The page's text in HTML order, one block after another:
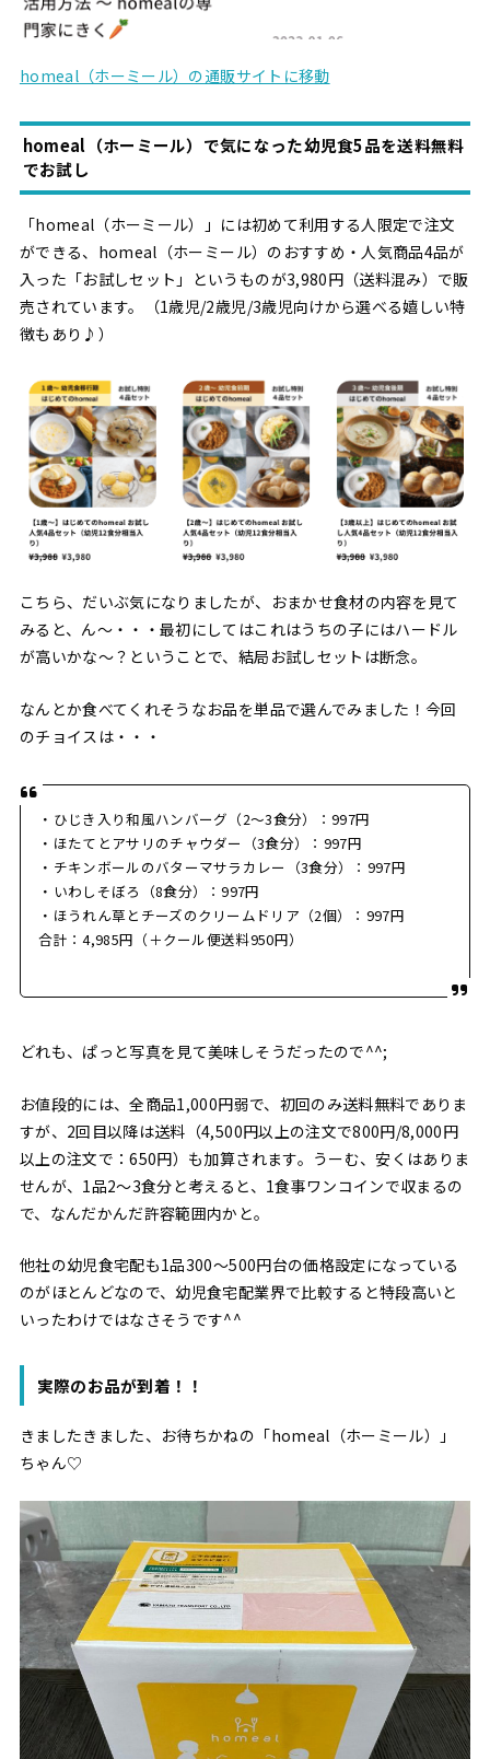
homeal（ホーミール）の通販サイトに移動
homeal（ホーミール）で気になった幼児食5品を送料無料
でお試し
「homeal（ホーミール）」には初めて利用する人限定で注文
ができる、homeal（ホーミール）のおすすめ・人気商品4品が
入った「お試しセット」というものが3,980円（送料混み）で販
売されています。（1歳児/2歳児/3歳児向けから選べる嬉しい特
徴もあり♪）
こちら、だいぶ気になりましたが、おまかせ食材の内容を見て
みると、ん〜・・・最初にしてはこれはうちの子にはハードル
が高いかな〜？ということで、結局お試しセットは断念。
なんとか食べてくれそうなお品を単品で選んでみました！今回
のチョイスは・・・
・ひじき入り和風ハンバーグ（2〜3食分）：997円
・ほたてとアサリのチャウダー（3食分）：997円
・チキンボールのバターマサラカレー（3食分）：997円
・いわしそぼろ（8食分）：997円
・ほうれん草とチーズのクリームドリア（2個）：997円
合計：4,985円（＋クール便送料950円）
どれも、ぱっと写真を見て美味しそうだったので^^;
お値段的には、全商品1,000円弱で、初回のみ送料無料でありま
すが、2回目以降は送料（4,500円以上の注文で800円/8,000円
以上の注文で：650円）も加算されます。うーむ、安くはありま
せんが、1品2〜3食分と考えると、1食事ワンコインで収まるの
で、なんだかんだ許容範囲内かと。
他社の幼児食宅配も1品300〜500円台の価格設定になっている
のがほとんどなので、幼児食宅配業界で比較すると特段高いと
いったわけではなさそうです^^
実際のお品が到着！！
きましたきました、お待ちかねの「homeal（ホーミール）」
ちゃん♡